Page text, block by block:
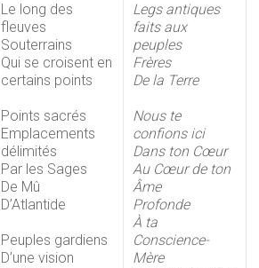
Le long des
fleuves
Souterrains
Qui se croisent en
certains points
Points sacrés
Emplacements
délimités
Par les Sages
De Mû
D’Atlantide
Peuples gardiens
D’une vision
Legs antiques
faits aux
peuples
Frères
De la Terre
Nous te
confions ici
Dans ton Cœur
Au Cœur de ton
Âme
Profonde
À ta
Conscience-
Mère